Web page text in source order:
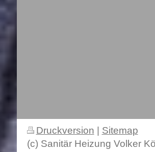
Druckversion | Sitemap
(c) Sanitär Heizung Volker